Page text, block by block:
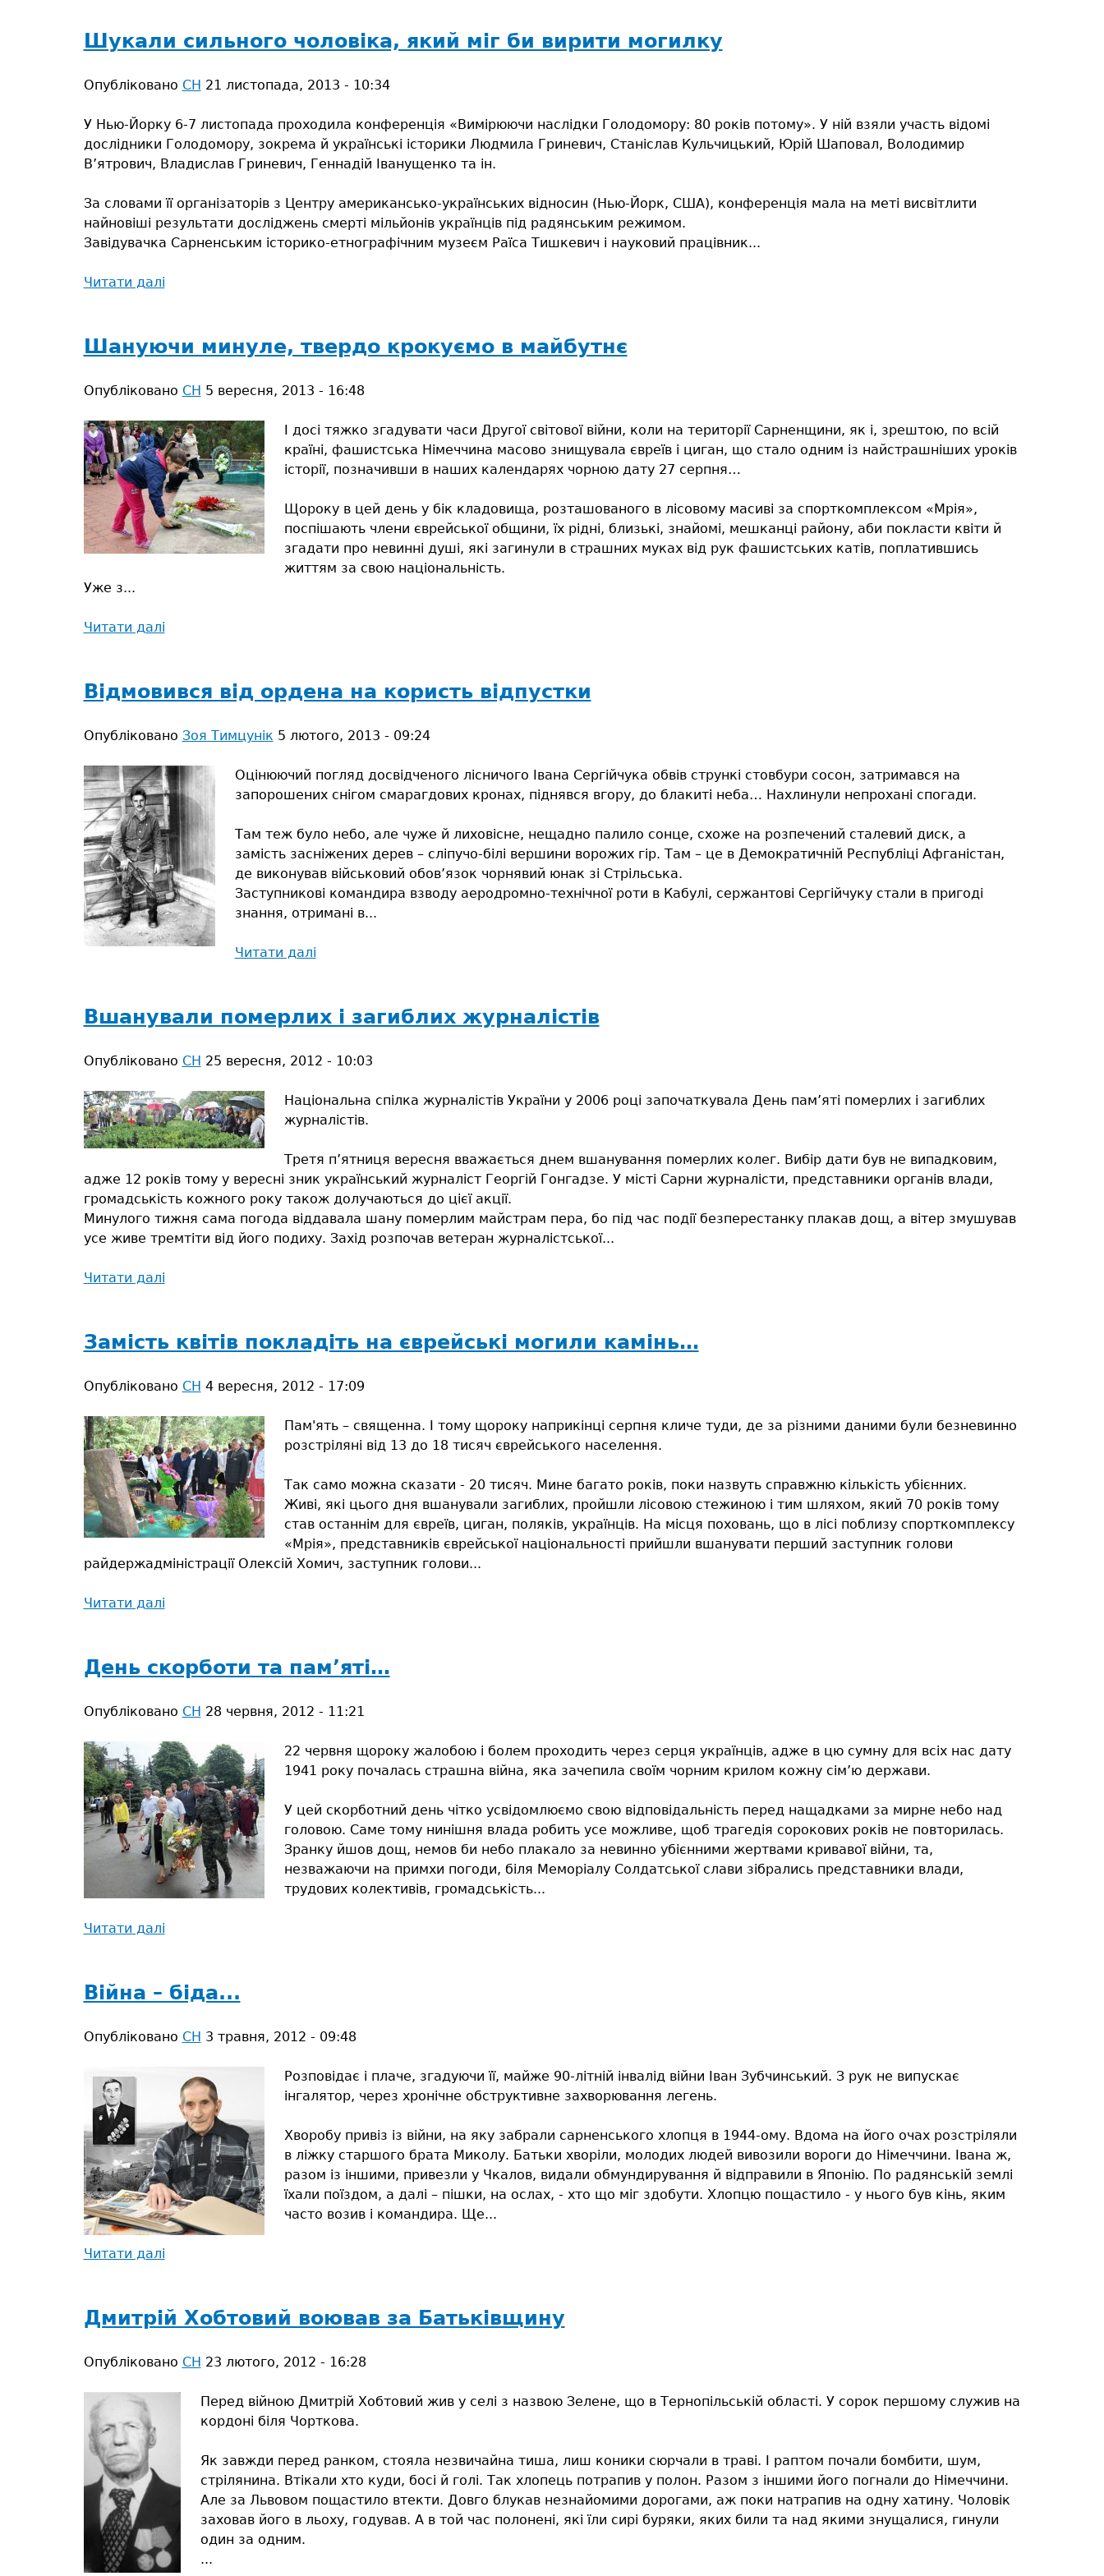
Шукали сильного чоловіка, який міг би вирити могилку
Опубліковано СН 21 листопада, 2013 - 10:34
У Нью-Йорку 6-7 листопада проходила конференція «Вимірюючи наслідки Голодомору: 80 років потому». У ній взяли участь відомі
дослідники Голодомору, зокрема й українські історики Людмила Гриневич, Станіслав Кульчицький, Юрій Шаповал, Володимир
В’ятрович, Владислав Гриневич, Геннадій Іванущенко та ін.
За словами її організаторів з Центру американсько-українських відносин (Нью-Йорк, США), конференція мала на меті висвітлити
найновіші результати досліджень смерті мільйонів українців під радянським режимом.
Завідувачка Сарненським історико-етнографічним музеєм Раїса Тишкевич і науковий працівник...
Читати далі
чоловіка,
який
би
вирити
могилку
Шануючи минуле, твердо крокуємо в майбутнє
Опубліковано СН 5 вересня, 2013 - 16:48
І досі тяжко згадувати часи Другої світової війни, коли на території Сарненщини, як і, зрештою, по всій
країні, фашистська Німеччина масово знищувала євреїв і циган, що стало одним із найстрашніших уроків
історії, позначивши в наших календарях чорною дату 27 серпня…
Щороку в цей день у бік кладовища, розташованого в лісовому масиві за спорткомплексом «Мрія»,
поспішають члени єврейської общини, їх рідні, близькі, знайомі, мешканці району, аби покласти квіти й
згадати про невинні душі, які загинули в страшних муках від рук фашистських катів, поплатившись
життям за свою національність.
Уже з...
Читати далі
твердо
крокуємо
майбутнє
Відмовився від ордена на користь відпустки
Опубліковано Зоя Тимцунік 5 лютого, 2013 - 09:24
Оцінюючий погляд досвідченого лісничого Івана Сергійчука обвів стрункі стовбури сосон, затримався на
запорошених снігом смарагдових кронах, піднявся вгору, до блакиті неба… Нахлинули непрохані спогади.
Там теж було небо, але чуже й лиховісне, нещадно палило сонце, схоже на розпечений сталевий диск, а
замість засніжених дерев – сліпучо-білі вершини ворожих гір. Там – це в Демократичній Республіці Афганістан,
де виконував військовий обов’язок чорнявий юнак зі Стрільська.
Заступникові командира взводу аеродромно-технічної роти в Кабулі, сержантові Сергійчуку стали в пригоді
знання, отримані в...
Читати далі
ордена
на
відпустки
Вшанували померлих і загиблих журналістів
Опубліковано СН 25 вересня, 2012 - 10:03
Національна спілка журналістів України у 2006 році започаткувала День пам’яті померлих і загиблих
журналістів.
Третя п’ятниця вересня вважається днем вшанування померлих колег. Вибір дати був не випадковим,
адже 12 років тому у вересні зник український журналіст Георгій Гонгадзе. У місті Сарни журналісти, представники органів влади,
громадськість кожного року також долучаються до цієї акції.
Минулого тижня сама погода віддавала шану померлим майстрам пера, бо під час події безперестанку плакав дощ, а вітер змушував
усе живе тремтіти від його подиху. Захід розпочав ветеран журналістської...
Читати далі
загиблих
Замість квітів покладіть на єврейські могили камінь…
Опубліковано СН 4 вересня, 2012 - 17:09
Пам'ять – священна. І тому щороку наприкінці серпня кличе туди, де за різними даними були безневинно
розстріляні від 13 до 18 тисяч єврейського населення.
Так само можна сказати - 20 тисяч. Мине багато років, поки назвуть справжню кількість убієнних.
Живі, які цього дня вшанували загиблих, пройшли лісовою стежиною і тим шляхом, який 70 років тому
став останнім для євреїв, циган, поляків, українців. На місця поховань, що в лісі поблизу спорткомплексу
«Мрія», представників єврейської національності прийшли вшанувати перший заступник голови
райдержадміністрації Олексій Хомич, заступник голови...
Читати далі
покладіть
на
могили
камінь…
День скорботи та пам’яті…
Опубліковано СН 28 червня, 2012 - 11:21
22 червня щороку жалобою і болем проходить через серця українців, адже в цю сумну для всіх нас дату
1941 року почалась страшна війна, яка зачепила своїм чорним крилом кожну сім’ю держави.
У цей скорботний день чітко усвідомлюємо свою відповідальність перед нащадками за мирне небо над
головою. Саме тому нинішня влада робить усе можливе, щоб трагедія сорокових років не повторилась.
Зранку йшов дощ, немов би небо плакало за невинно убієнними жертвами кривавої війни, та,
незважаючи на примхи погоди, біля Меморіалу Солдатської слави зібрались представники влади,
трудових колективів, громадськість...
Читати далі
та
пам’яті…
Війна – біда...
Опубліковано СН 3 травня, 2012 - 09:48
Розповідає і плаче, згадуючи її, майже 90-літній інвалід війни Іван Зубчинський. З рук не випускає
інгалятор, через хронічне обструктивне захворювання легень.
Хворобу привіз із війни, на яку забрали сарненського хлопця в 1944-ому. Вдома на його очах розстріляли
в ліжку старшого брата Миколу. Батьки хворіли, молодих людей вивозили вороги до Німеччини. Івана ж,
разом із іншими, привезли у Чкалов, видали обмундирування й відправили в Японію. По радянській землі
їхали поїздом, а далі – пішки, на ослах, - хто що міг здобути. Хлопцю пощастило - у нього був кінь, яким
часто возив і командира. Ще...
Читати далі
біда...
Дмитрій Хобтовий воював за Батьківщину
Опубліковано СН 23 лютого, 2012 - 16:28
Перед війною Дмитрій Хобтовий жив у селі з назвою Зелене, що в Тернопільській області. У сорок першому служив на
кордоні біля Чорткова.
Як завжди перед ранком, стояла незвичайна тиша, лиш коники сюрчали в траві. І раптом почали бомбити, шум,
стрілянина. Втікали хто куди, босі й голі. Так хлопець потрапив у полон. Разом з іншими його погнали до Німеччини.
Але за Львовом пощастило втекти. Довго блукав незнайомими дорогами, аж поки натрапив на одну хатину. Чоловік
заховав його в льоху, годував. А в той час полонені, які їли сирі буряки, яких били та над якими знущалися, гинули
один за одним.
...